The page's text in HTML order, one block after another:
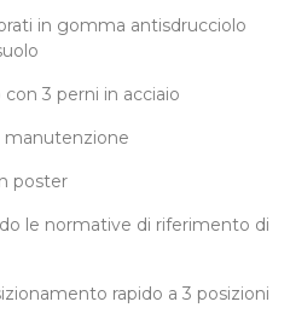
in gomma antisdrucciolo
3 perni in acciaio
manutenzione
poster
le normative di riferimento di
rapido a 3 posizioni